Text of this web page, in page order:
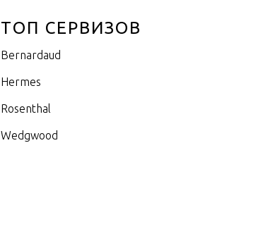
ТОП СЕРВИЗОВ
Bernardaud
Hermes
Rosenthal
Wedgwood